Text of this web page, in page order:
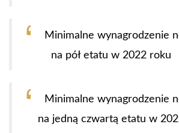
Minimalne wynagrodzenie
na pół etatu w 2022 roku
Minimalne wynagrodzenie
na jedną czwartą etatu w